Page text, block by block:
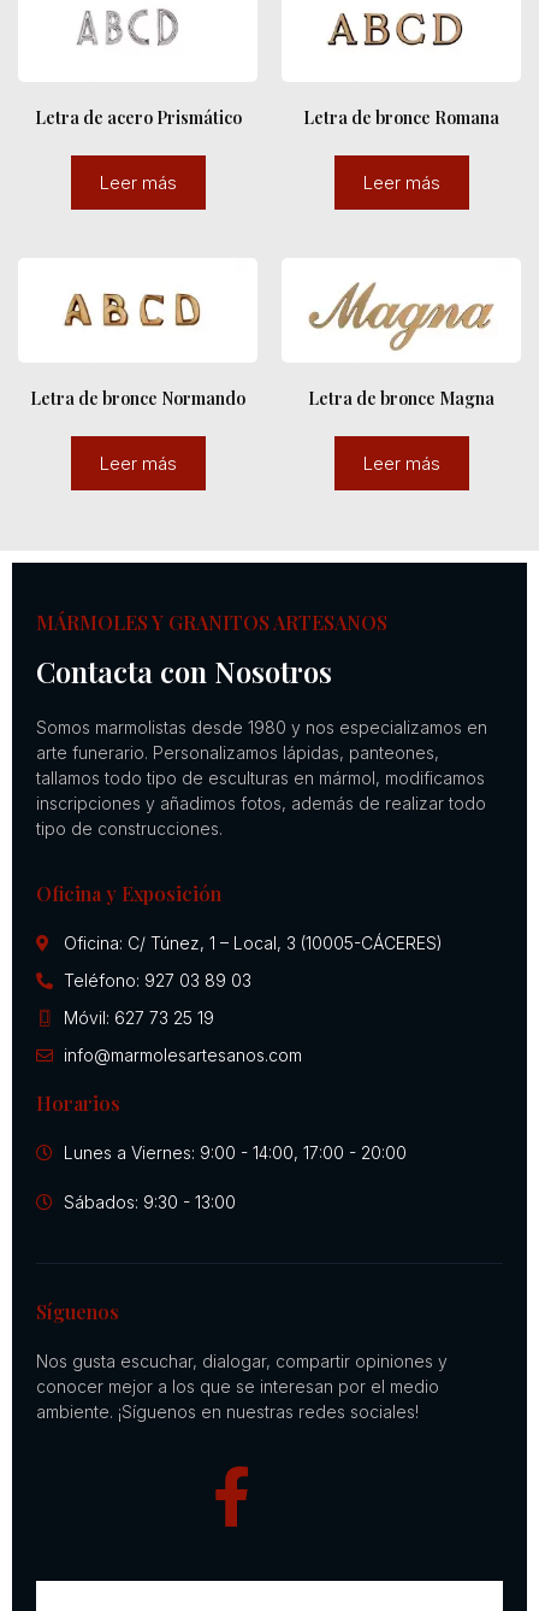
Letra de acero Prismático
Leer más
Letra de bronce Romana
Leer más
Letra de bronce Normando
Leer más
Letra de bronce Magna
Leer más
MÁRMOLES Y GRANITOS ARTESANOS
Contacta con Nosotros
Somos marmolistas desde 1980 y nos especializamos en
arte funerario. Personalizamos lápidas, panteones,
tallamos todo tipo de esculturas en mármol, modificamos
inscripciones y añadimos fotos, además de realizar todo
tipo de construcciones.
Oficina y Exposición
Oficina: C/ Túnez, 1 – Local, 3 (10005-CÁCERES)
Teléfono: 927 03 89 03
Móvil: 627 73 25 19
info@marmolesartesanos.com
Horarios
Lunes a Viernes: 9:00 - 14:00, 17:00 - 20:00
Sábados: 9:30 - 13:00
Síguenos
Nos gusta escuchar, dialogar, compartir opiniones y
conocer mejor a los que se interesan por el medio
ambiente. ¡Síguenos en nuestras redes sociales!